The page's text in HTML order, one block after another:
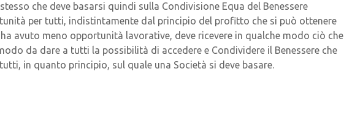
che deve basarsi quindi sulla Condivisione Equa del Benessere
per tutti, indistintamente dal principio del profitto che si può ottenere
ha avuto meno opportunità lavorative, deve ricevere in qualche modo ciò che
da dare a tutti la possibilità di accedere e Condividere il Benessere che
in quanto principio, sul quale una Società si deve basare.